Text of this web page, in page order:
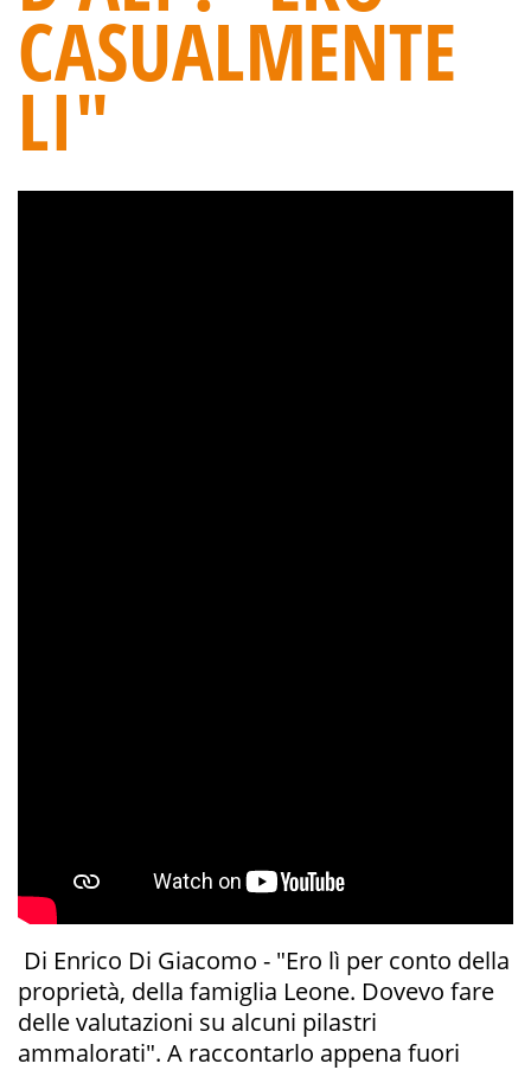
CASUALMENTE
LI"
Di Enrico Di Giacomo - "Ero lì per conto della
proprietà, della famiglia Leone. Dovevo fare
delle valutazioni su alcuni pilastri
ammalorati". A raccontarlo appena fuori